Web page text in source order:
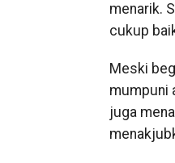
menarik.
cukup
Meski
mumpuni
juga